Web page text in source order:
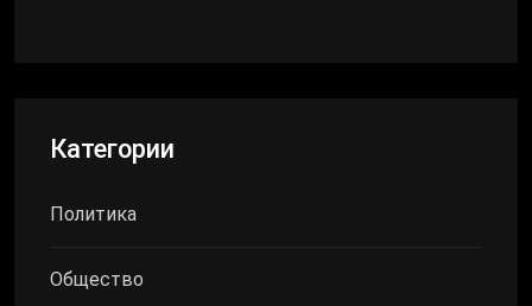
Категории
Политика
Общество